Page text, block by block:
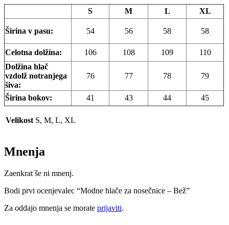
S M L XL
Širina v pasu: 54 56 58 58
Celotna dolžina: 106 108 109
110
Dolžina hlač
vzdolž notranjega
šiva:
76 77 78 79
Širina bokov: 41 43 44 45
Velikost S, M, L, XL
Mnenja
Zaenkrat še ni mnenj.
Bodi prvi ocenjevalec “Modne hlače za nosečnice – Bež”
Za oddajo mnenja se morate prijaviti.